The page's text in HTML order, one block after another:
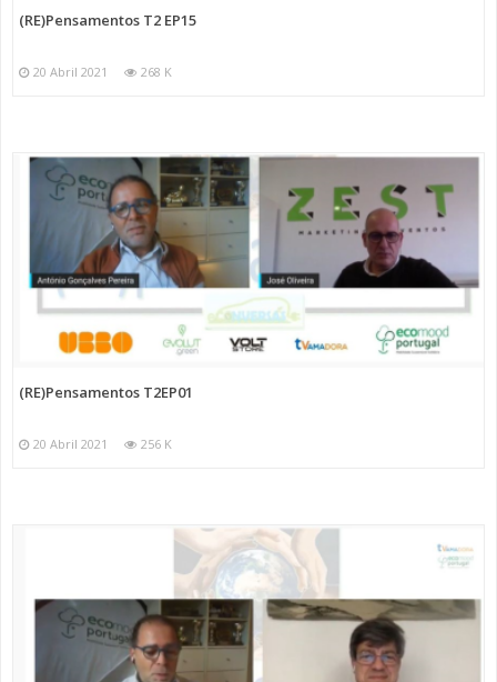
(RE)Pensamentos T2 EP15
20 Abril 2021 268 K
(RE)Pensamentos T2EP01
20 Abril 2021 256 K